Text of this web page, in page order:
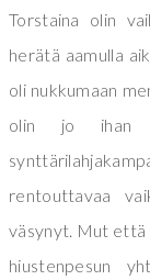
Torstaina olin
herätä aamulla
oli nukkumaan
olin jo ihan
rentouttavaa
väsynyt. Mut että
hiustenpesun